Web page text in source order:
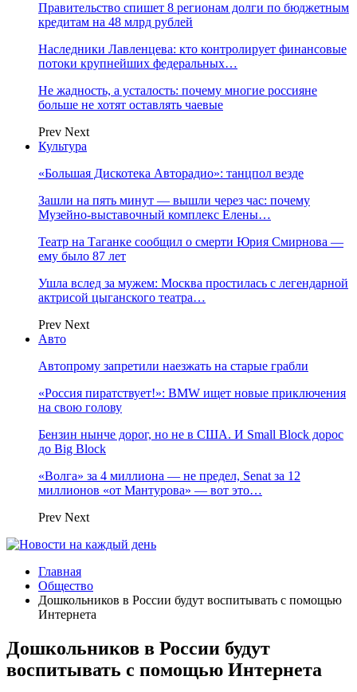
Правительство спишет 8 регионам долги по бюджетным
кредитам на 48 млрд рублей
Наследники Лавленцева: кто контролирует финансовые
потоки крупнейших федеральных…
Не жадность, а усталость: почему многие россияне
больше не хотят оставлять чаевые
Prev Next
Культура
«Большая Дискотека Авторадио»: танцпол везде
Зашли на пять минут — вышли через час: почему
Музейно-выставочный комплекс Елены…
Театр на Таганке сообщил о смерти Юрия Смирнова —
ему было 87 лет
Ушла вслед за мужем: Москва простилась с легендарной
актрисой цыганского театра…
Prev Next
Авто
Автопрому запретили наезжать на старые грабли
«Россия пиратствует!»: BMW ищет новые приключения
на свою голову
Бензин нынче дорог, но не в США. И Small Block дорос
до Big Block
«Волга» за 4 миллиона — не предел, Senat за 12
миллионов «от Мантурова» — вот это…
Prev Next
Главная
Общество
Дошкольников в России будут воспитывать с помощью
Интернета
Дошкольников в России будут
воспитывать с помощью Интернета